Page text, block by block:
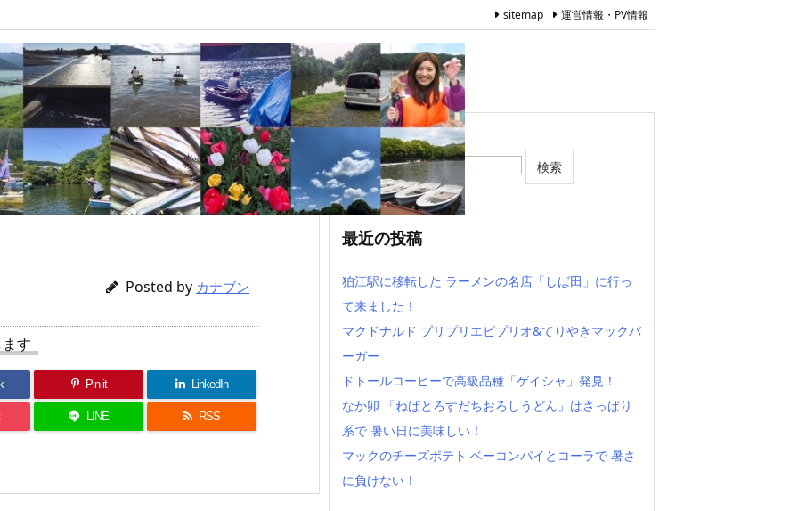
sitemap 運営情報・PV情報
Posted by カナブン
す
Pin it LinkedIn
LINE RSS
最近の投稿
狛江駅に移転した ラーメンの名店「しば田」に行っ
て来ました！
マクドナルド プリプリエビプリオ&てりやきマックバ
ーガー
ドトールコーヒーで高級品種「ゲイシャ」発見！
なか卯 「ねばとろすだちおろしうどん」はさっぱり
系で 暑い日に美味しい！
マックのチーズポテト ベーコンパイとコーラで 暑さ
に負けない！